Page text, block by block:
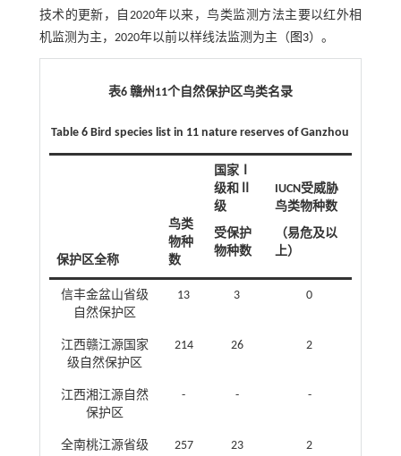
技术的更新，自2020年以来，鸟类监测方法主要以红外相
机监测为主，2020年以前以样线法监测为主（ 图3）。
表6 赣州11个自然保护区鸟类名录
Table 6 Bird species list in 11 nature reserves of Ganzhou
保护区全称
鸟类
物种
数
国家Ⅰ
级和Ⅱ
级
受保护
物种数
IUCN受威胁
鸟类物种数
（易危及以
上）
信丰金盆山省级
自然保护区
13 3 0
江西赣江源国家
级自然保护区
214 26 2
江西湘江源自然
保护区
- - -
全南桃江源省级
257 23 2